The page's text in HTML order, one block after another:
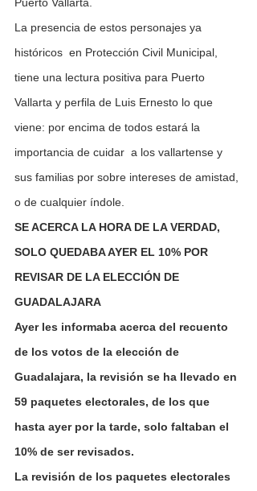
Puerto Vallarta.
La presencia de estos personajes ya
históricos  en Protección Civil Municipal,
tiene una lectura positiva para Puerto
Vallarta y perfila de Luis Ernesto lo que
viene: por encima de todos estará la
importancia de cuidar  a los vallartense y
sus familias por sobre intereses de amistad,
o de cualquier índole.
SE ACERCA LA HORA DE LA VERDAD,
SOLO QUEDABA AYER EL 10% POR
REVISAR DE LA ELECCIÓN DE
GUADALAJARA
Ayer les informaba acerca del recuento
de los votos de la elección de
Guadalajara, la revisión se ha llevado en
59 paquetes electorales, de los que
hasta ayer por la tarde, solo faltaban el
10% de ser revisados.
La revisión de los paquetes electorales